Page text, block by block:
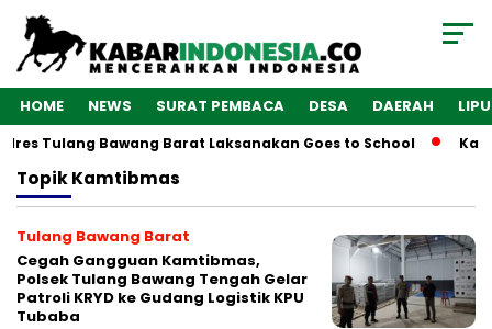
HOME NEWS SURAT PEMBACA DESA DAERAH
Tulang Bawang Barat Laksanakan Goes to School
TopikKamtibmas
Tulang Bawang Barat
Cegah Gangguan Kamtibmas,
Polsek Tulang Bawang Tengah Gelar
Patroli KRYD ke Gudang Logistik KPU
Tubaba